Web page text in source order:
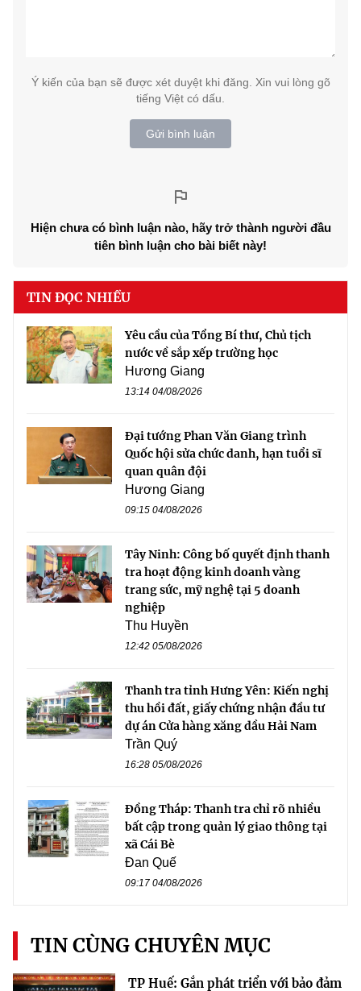
Ý kiến của bạn sẽ được xét duyệt khi đăng. Xin vui lòng gõ
tiếng Việt có dấu.
Gửi bình luận
Hiện chưa có bình luận nào, hãy trở thành người đầu
tiên bình luận cho bài biết này!
TIN ĐỌC NHIỀU
Yêu cầu của Tổng Bí thư, Chủ tịch
nước về sắp xếp trường học
Hương Giang
13:14 04/08/2026
Đại tướng Phan Văn Giang trình
Quốc hội sửa chức danh, hạn tuổi sĩ
quan quân đội
Hương Giang
09:15 04/08/2026
Tây Ninh: Công bố quyết định thanh
tra hoạt động kinh doanh vàng
trang sức, mỹ nghệ tại 5 doanh
nghiệp
Thu Huyền
12:42 05/08/2026
Thanh tra tỉnh Hưng Yên: Kiến nghị
thu hồi đất, giấy chứng nhận đầu tư
dự án Cửa hàng xăng dầu Hải Nam
Trần Quý
16:28 05/08/2026
Đồng Tháp: Thanh tra chỉ rõ nhiều
bất cập trong quản lý giao thông tại
xã Cái Bè
Đan Quế
09:17 04/08/2026
TIN CÙNG CHUYÊN MỤC
TP Huế: Gắn phát triển với bảo đảm